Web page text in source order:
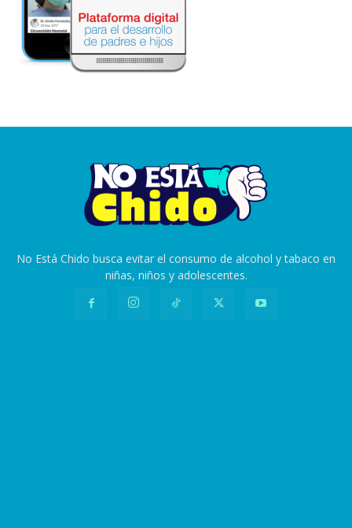
No Está Chido busca evitar el consumo de alcohol y tabaco en
niñas, niños y adolescentes.